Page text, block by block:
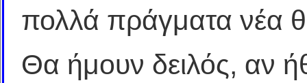
πολλά πράγματα νέα
Θα ήμουν δειλός, αν